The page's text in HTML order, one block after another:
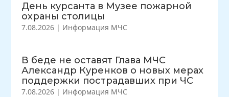
День курсанта в Музее пожарной
охраны столицы
7.08.2026 | Информация МЧС
В беде не оставят Глава МЧС
Александр Куренков о новых мерах
поддержки пострадавших при ЧС
7.08.2026 | Информация МЧС